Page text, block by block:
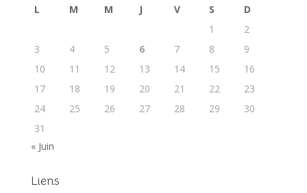
L M M J V S
D
1
2
3
4 5 6 7 8
9
10
11 12 13 14 15
16
17
18 19 20 21 22
23
24
25 26 27 28 29
30
31
« Juin
Liens